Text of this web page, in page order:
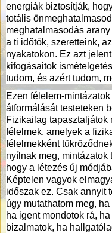
energiák biztosítják,
totális
meghatalmasodás
a ti időtök, szeretteink,
nyakatokon. Ez azt
kifogásaitok
tudom, és azért tudom,
Ezen félelem-
átformálását testeteken
Fizikailag tapasztaljátok
félelmek, amelyek a
félelmekként
nyílnak meg, mintázatok
hogy a létezés új
Képtelen vagyok
időszak ez. Csak annyit
úgy mutathatom meg,
ha igent mondotok rá,
bizalmatok, ha